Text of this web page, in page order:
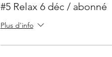
#5 Relax 6 déc / abonné
Plus d'info